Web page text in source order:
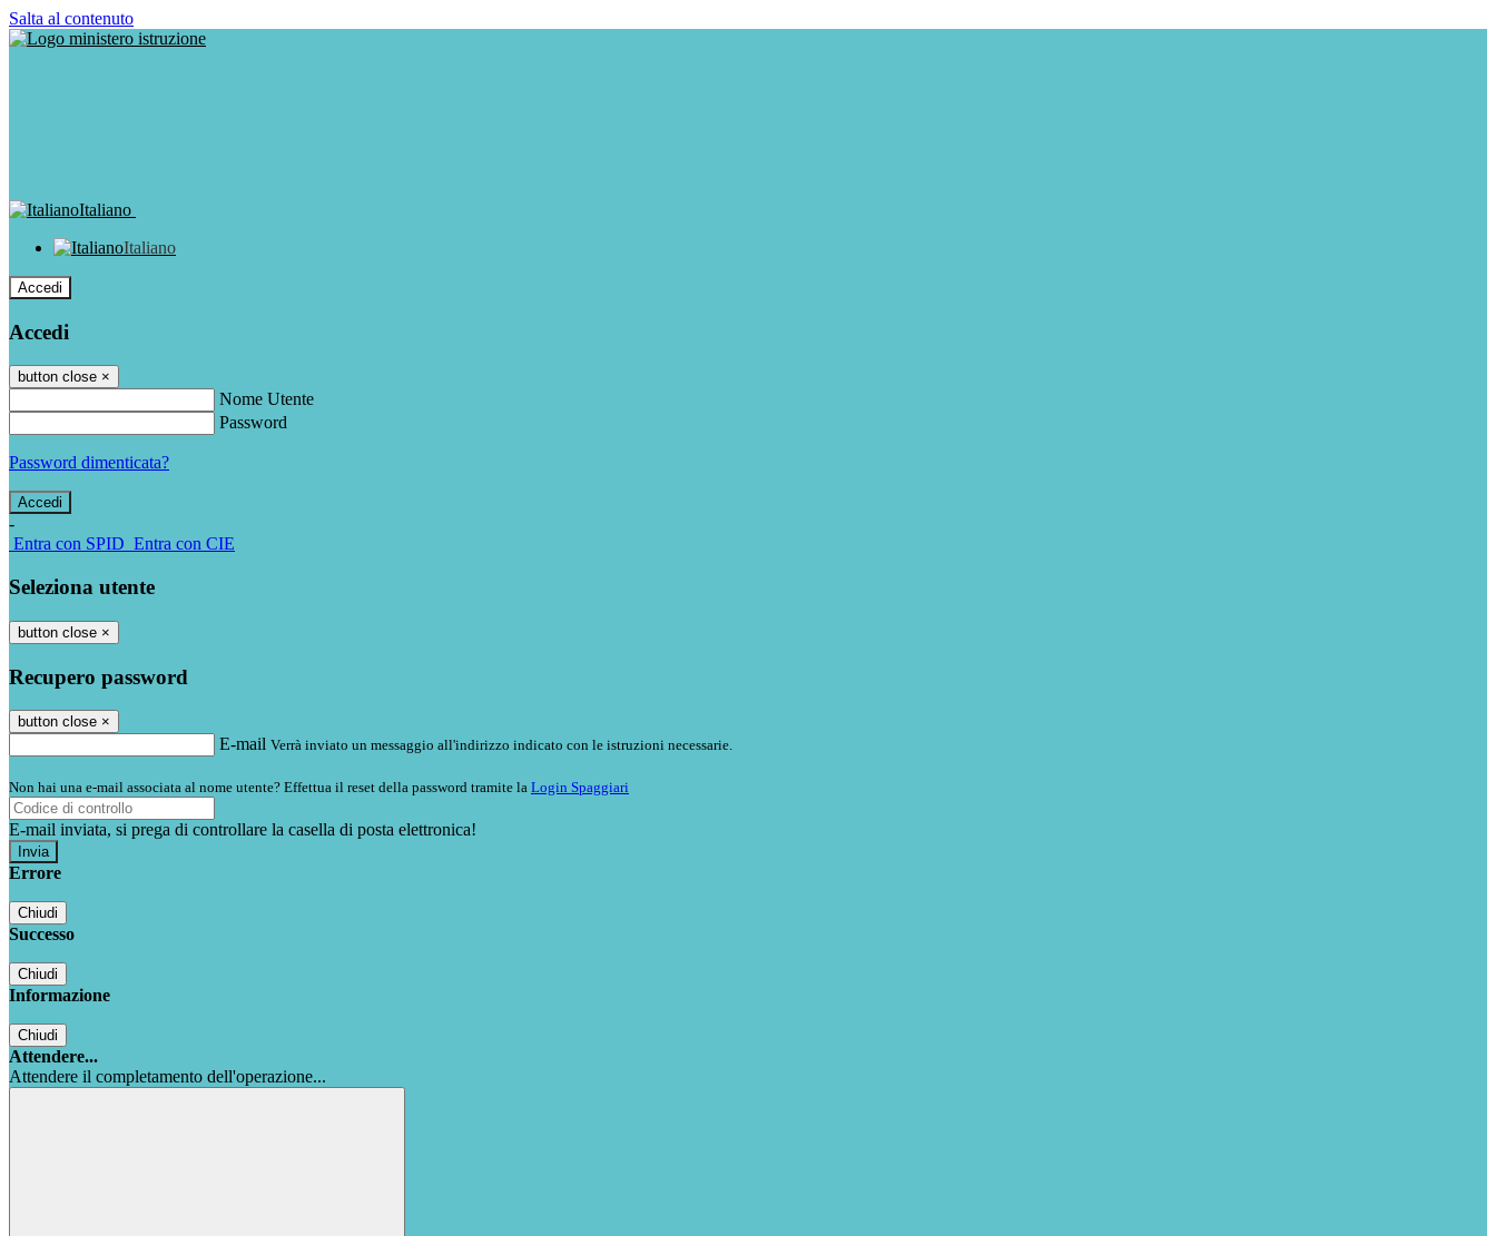
Salta al contenuto
Italiano
Italiano
Accedi
Accedi
button close ×
Nome Utente
Password
Password dimenticata?
-
Entra con SPID Entra con CIE
Seleziona utente
button close ×
Recupero password
button close ×
E-mail Verrà inviato un messaggio all'indirizzo indicato con le istruzioni necessarie.
Non hai una e-mail associata al nome utente? Effettua il reset della password tramite la Login Spaggiari
E-mail inviata, si prega di controllare la casella di posta elettronica!
Errore
Chiudi
Successo
Chiudi
Informazione
Chiudi
Attendere...
Attendere il completamento dell'operazione...